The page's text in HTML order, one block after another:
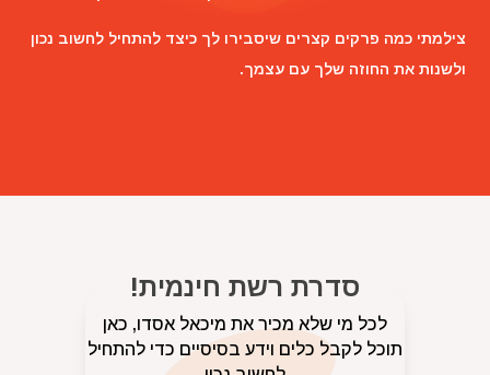
צילמתי כמה פרקים קצרים שיסבירו לך כיצד להתחיל לחשוב נכון
ולשנות את החוזה שלך עם עצמך.
סדרת רשת חינמית!
לכל מי שלא מכיר את מיכאל אסדו, כאן
תוכל לקבל כלים וידע בסיסיים כדי להתחיל